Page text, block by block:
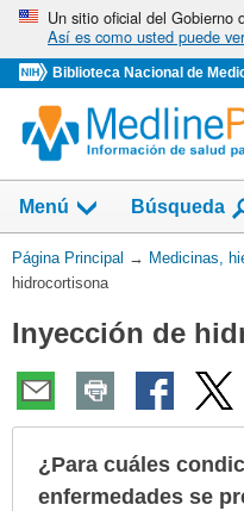
Omita
vaya
al
Contenido
Un sitio oficial del Gobierno
Así es como usted puede
Biblioteca Nacional de
Menú
Mostrar
campo
de
Búsqueda
Usted
está
Página Principal → Medicinas,
hidrocortisona
Inyección de
¿Para cuáles
enfermedades se